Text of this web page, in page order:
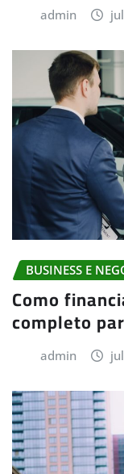
admin
BUSINESS E
Como
completo
admin